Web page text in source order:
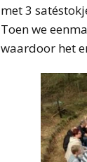
met 3
Toen we
waardoor het